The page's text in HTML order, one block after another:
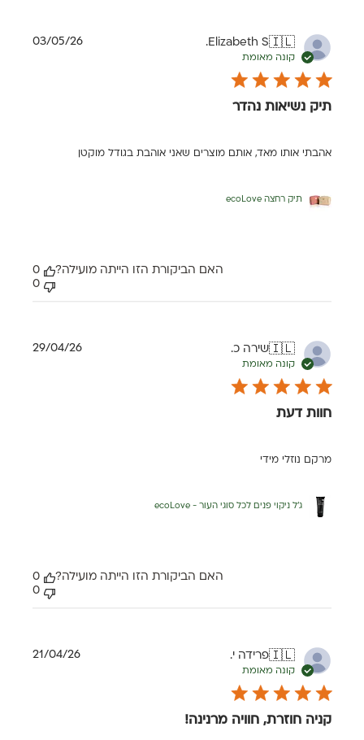
🇮🇱
Elizabeth S.
קונה מאומת
תיק נשיאות נהדר
אהבתי אותו מאד, אותם מוצרים שאני אוהבת בגודל מוקטן
תיק רחצה ecoLove
תאריך03/05/26
האם הביקורת הזו הייתה מועילה?
0
0
🇮🇱שירה כ.
קונה מאומת
חוות דעת
מרקם נוזלי מידי
ג'ל ניקוי פנים לכל סוגי העור - ecoLove
תאריך29/04/26
האם הביקורת הזו הייתה מועילה?
0
0
🇮🇱פרידה י.
קונה מאומת
קניה חוזרת, חוויה מרנינה!
תאריך21/04/26